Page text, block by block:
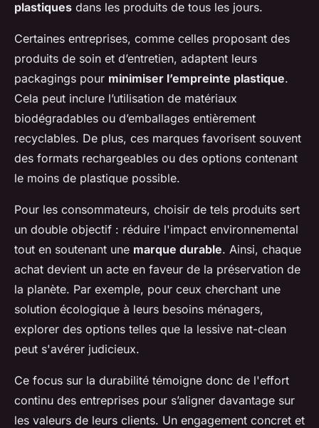
plastiques dans les produits de tous les jours.
Certaines entreprises, comme celles proposant des
produits de soin et d’entretien, adaptent leurs
packagings pour minimiser l’empreinte plastique.
Cela peut inclure l’utilisation de matériaux
biodégradables ou d’emballages entièrement
recyclables. De plus, ces marques favorisent souvent
des formats rechargeables ou des options contenant
le moins de plastique possible.
Pour les consommateurs, choisir de tels produits sert
un double objectif : réduire l'impact environnemental
tout en soutenant une marque durable. Ainsi, chaque
achat devient un acte en faveur de la préservation de
la planète. Par exemple, pour ceux cherchant une
solution écologique à leurs besoins ménagers,
explorer des options telles que la lessive nat-clean
peut s'avérer judicieux.
Ce focus sur la durabilité témoigne donc de l'effort
continu des entreprises pour s’aligner davantage sur
les valeurs de leurs clients. Un engagement concret et